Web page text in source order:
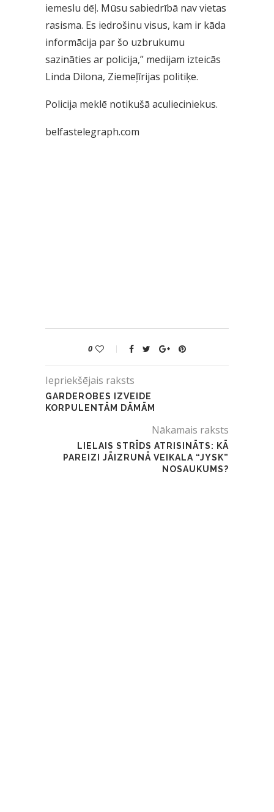
iemeslu dēļ. Mūsu sabiedrībā nav vietas
rasisma. Es iedrošinu visus, kam ir kāda
informācija par šo uzbrukumu
sazināties ar policija,” medijam izteicās
Linda Dilona, Ziemeļīrijas politiķe.
Policija meklē notikušā aculieciniekus.
belfastelegraph.com
0
Iepriekšējais raksts
GARDEROBES IZVEIDE
KORPULENTĀM DĀMĀM
Nākamais raksts
LIELAIS STRĪDS ATRISINĀTS: KĀ
PAREIZI JĀIZRUNĀ VEIKALA “JYSK”
NOSAUKUMS?